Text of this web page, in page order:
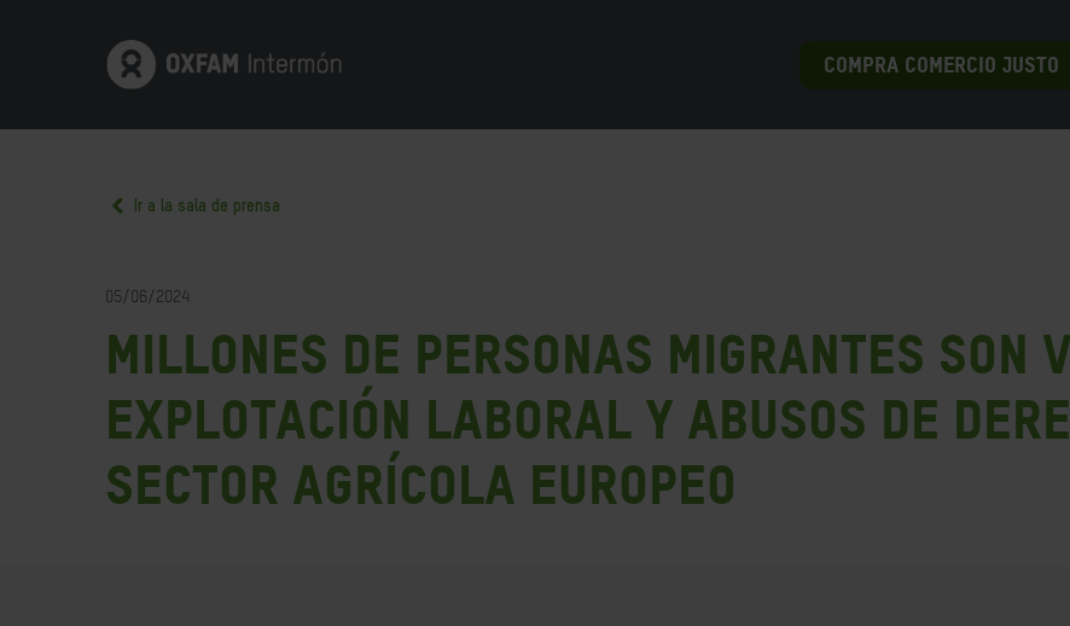
COMPRA COMERCIO JUSTO
Ir a la sala de prensa
05/06/2024
Millones de personas migrantes son
explotación laboral y abusos de
sector agrícola europeo